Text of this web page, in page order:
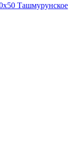
Ташмурунское